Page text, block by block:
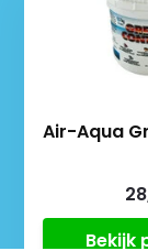
Air-Aqua
Bekijk